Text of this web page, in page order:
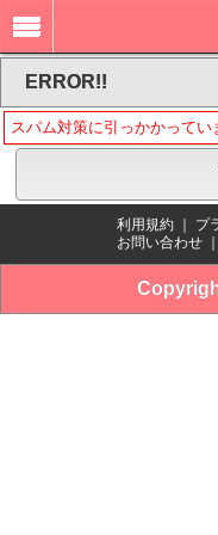
ERROR!!
スパム対策に引っかかってい
利用規約 プ
お問い合わせ